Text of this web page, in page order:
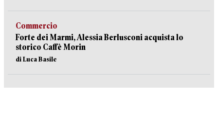
Commercio
Forte dei Marmi, Alessia Berlusconi acquista lo
storico Caffè Morin
di Luca Basile